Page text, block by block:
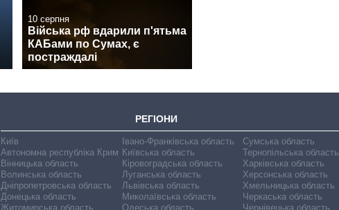
10 серпня
Війська рф вдарили п'ятьма
КАБами по Сумах, є
постраждалі
РЕГІОНИ
Київ
Автономна республіка Крим
Вінницька область
Волинська область
Дніпропетровська область
Донецька область
Житомирська область
Івано-Франківська область
Київська область
Кіровоградська область
Луганська область
Львівська область
Миколаївська область
Одеська область
Сумська область
Тернопільська область
Харківська область
Херсонська область
Хмельницька область
Черкаська область
Чернівецька область